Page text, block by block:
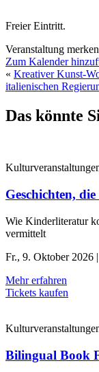
Freier Eintritt.
Veranstaltung merken
Zum Kalender
« Kreativer Kunst-
italienischen
Das könnte
Geschichten,
Wie Kinderliteratur
vermittelt
Fr., 9. Oktober 2026
Mehr erfahren
Tickets kaufen
Bilingual Book